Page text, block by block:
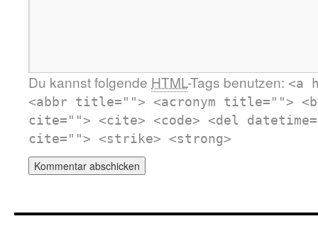
Du kannst folgende HTML-Tags benutzen: <a
<abbr title=""> <acronym title="">
cite=""> <cite> <code> <del
cite=""> <strike> <strong>